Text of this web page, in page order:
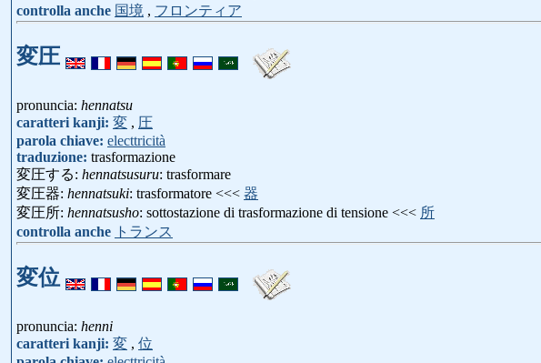
controlla anche 国境 , フロンティア
変圧
pronuncia: hennatsu
caratteri kanji: 変 , 圧
parola chiave: electtricità
traduzione: trasformazione
変圧する: hennatsusuru: trasformare
変圧器: hennatsuki: trasformatore <<< 器
変圧所: hennatsusho: sottostazione di trasformazione di tensione <<< 所
controlla anche トランス
変位
pronuncia: henni
caratteri kanji: 変 , 位